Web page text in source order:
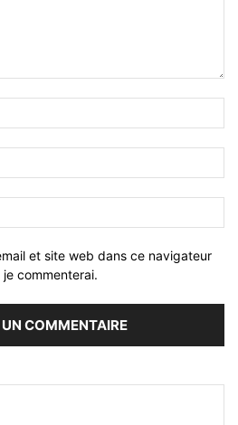
et site web dans ce navigateur
commenterai.